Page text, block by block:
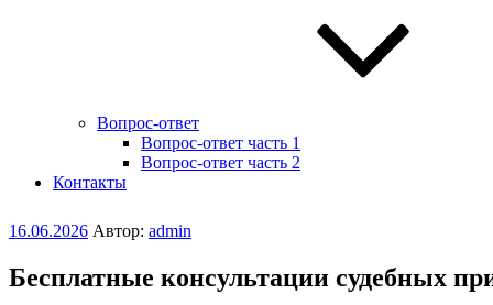
Вопрос-ответ
Вопрос-ответ часть 1
Вопрос-ответ часть 2
Контакты
Опубликовано
16.06.2026 Автор: admin
Бесплатные консультации судебных